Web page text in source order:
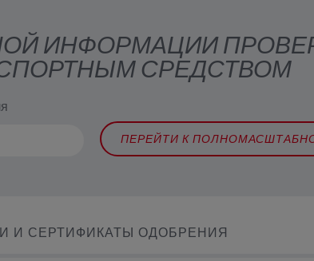
ИНФОРМАЦИИ
СРЕДСТВОМ
ПЕРЕЙТИ К
И СЕРТИФИКАТЫ ОДОБРЕНИЯ